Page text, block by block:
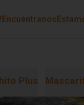
Encuéntranos
Plus